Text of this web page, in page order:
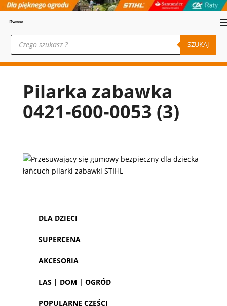
Wyszukiwarka
produktów SZUKAJ
Pilarka zabawka
0421-600-0053 (3)
DLA DZIECI
SUPERCENA
AKCESORIA
LAS | DOM | OGRÓD
POPULARNE CZĘŚCI